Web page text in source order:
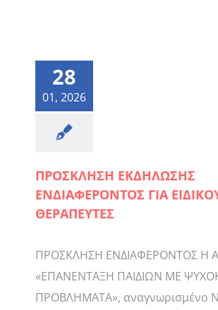
28
01, 2026
ΠΡΟΣΚΛΗΣΗ ΕΚΔΗΛΩΣΗΣ
ΕΝΔΙΑΦΕΡΟΝΤΟΣ ΓΙΑ
ΘΕΡΑΠΕΥΤΕΣ
ΠΡΟΣΚΛΗΣΗ ΕΝΔΙΑΦΕΡΟΝΤΟΣ Η
«ΕΠΑΝΕΝΤΑΞΗ ΠΑΙΔΙΩΝ ΜΕ
ΠΡΟΒΛΗΜΑΤΑ», αναγνωρισμένο